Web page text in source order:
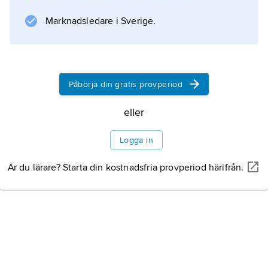
Marknadsledare i Sverige.
Påbörja din gratis provperiod
eller
Logga in
Är du lärare? Starta din kostnadsfria provperiod härifrån.